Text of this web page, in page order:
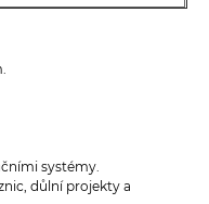
systémy.
důlní projekty a